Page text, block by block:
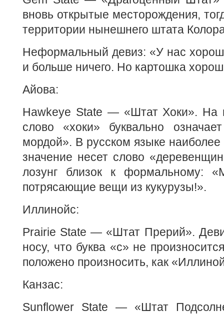
вновь открытые месторождения,
территории нынешнего штата
Неформальный девиз: «У нас
и больше ничего. Но картошка
Айова:
Hawkeye State — «Штат Хоки». На
слово «хоки» буквально
мордой». В русском языке
значение несет слово
лозунг близок к формальному:
потрясающие вещи из кукурузы!».
Иллинойс:
Prairie State — «Штат Прерий».
носу, что буква «c» не
положено произносить, как
Канзас:
Sunflower State — «Штат